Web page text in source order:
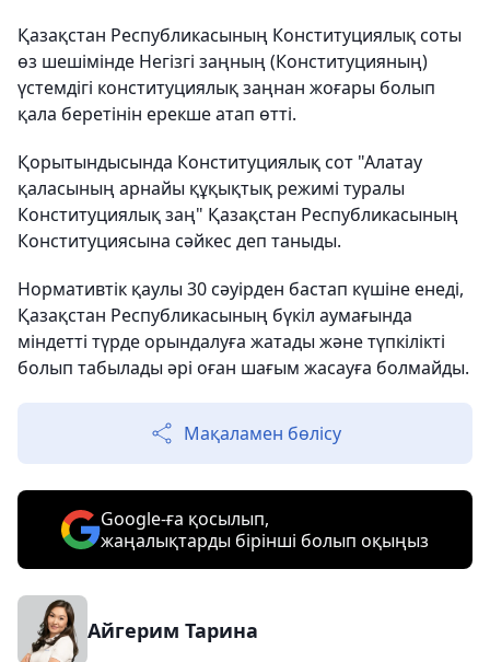
Қазақстан Республикасының Конституциялық соты
өз шешімінде Негізгі заңның (Конституцияның)
үстемдігі конституциялық заңнан жоғары болып
қала беретінін ерекше атап өтті.
Қорытындысында Конституциялық сот "Алатау
қаласының арнайы құқықтық режимі туралы
Конституциялық заң" Қазақстан Республикасының
Конституциясына сәйкес деп таныды.
Нормативтік қаулы 30 сәуірден бастап күшіне енеді,
Қазақстан Республикасының бүкіл аумағында
міндетті түрде орындалуға жатады және түпкілікті
болып табылады әрі оған шағым жасауға болмайды.
Мақаламен бөлісу
Google-ға қосылып,
жаңалықтарды бірінші болып оқыңыз
Айгерим Тарина